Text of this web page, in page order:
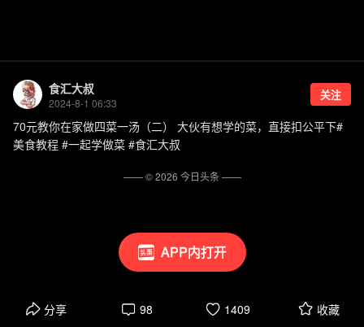
APP内打开
食汇大叔
2024-8-1 06:33
关注
70元教你在家做四菜一汤（二） 大伙有想学的菜，直接扣公平下#
美食教程 #一起学做菜 #食汇大叔
分享 98 1409 收藏
—— ©2026 今日头条——